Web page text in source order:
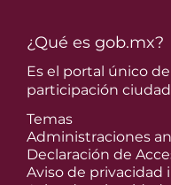
¿Qué es gob.mx?
Es el portal único
participación
Temas
Administraciones
Declaración de
Aviso de privacidad